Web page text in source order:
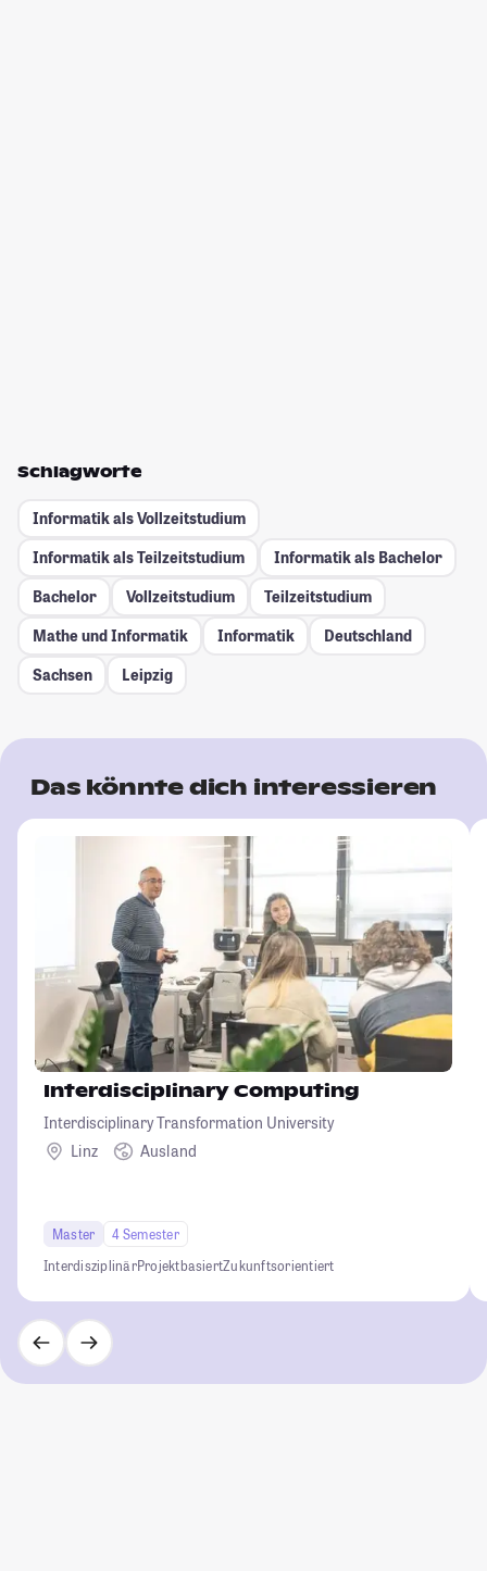
Schlagworte
Informatik als Vollzeitstudium
Informatik als Teilzeitstudium
Informatik als Bachelor
Bachelor
Vollzeitstudium
Teilzeitstudium
Mathe und Informatik
Informatik
Deutschland
Sachsen
Leipzig
Das könnte dich interessieren
Interdisciplinary Computing
Interdisciplinary Transformation University
Linz
Ausland
Master
4 Semester
InterdisziplinärProjektbasiertZukunftsorientiert